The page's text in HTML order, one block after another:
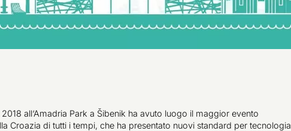
all‘Amadria Park a Šibenik ha avuto luogo il maggior evento
Croazia di tutti i tempi, che ha presentato nuovi standard per tecnologia